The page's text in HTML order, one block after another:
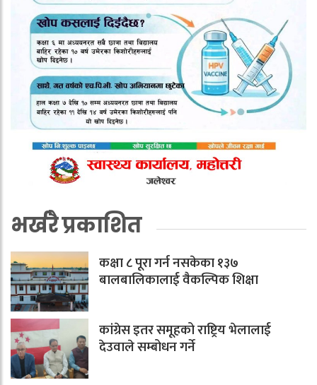
भर्खरै प्रकाशित
कक्षा ८ पूरा गर्न नसकेका १३७
बालबालिकालाई वैकल्पिक शिक्षा
कांग्रेस इतर समूहको राष्ट्रिय भेलालाई
देउवाले सम्बोधन गर्ने